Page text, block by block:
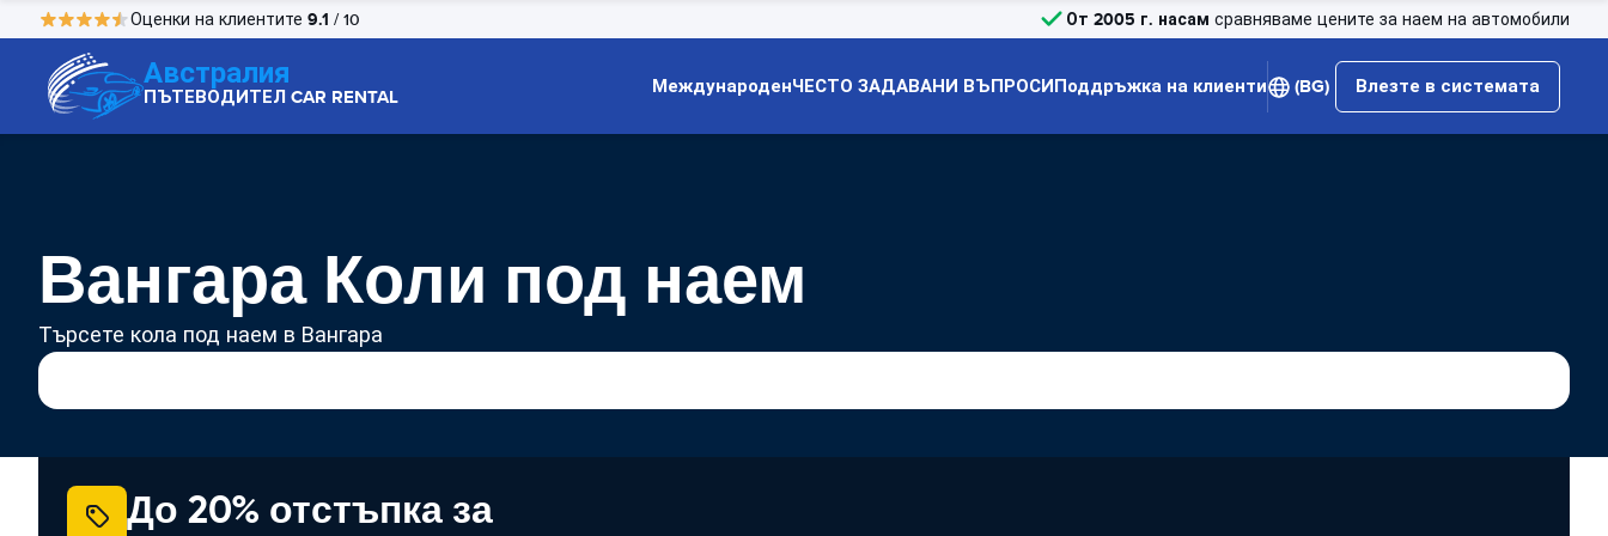
Оценки на клиентите 9.1 / 10 От 2005 г. насам сравняваме цените за наем на автомобили
Австралия
ПЪТЕВОДИТЕЛ CAR RENTAL МеждународенЧЕСТО ЗАДАВАНИ ВЪПРОСИПоддръжка на клиенти (BG) Влезте в системата
Вангара Коли под наем
Търсете кола под наем в Вангара
До 20% отстъпка за